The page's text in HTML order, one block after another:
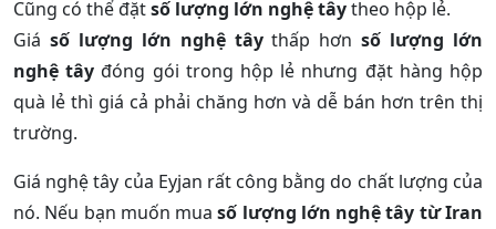
Cũng có thể đặtsố lượng lớn nghệ tâytheo hộp lẻ.
Giá số lượng lớn nghệ tâythấp hơnsố lượng lớn
nghệ tâyđóng gói trong hộp lẻ nhưng đặt hàng hộp
quà lẻ thì giá cả phải chăng hơn và dễ bán hơn trên thị
trường.
Giá nghệ tây của Eyjan rất công bằng do chất lượng của
nó. Nếu bạn muốn muasố lượng lớn nghệ tây từ Iran